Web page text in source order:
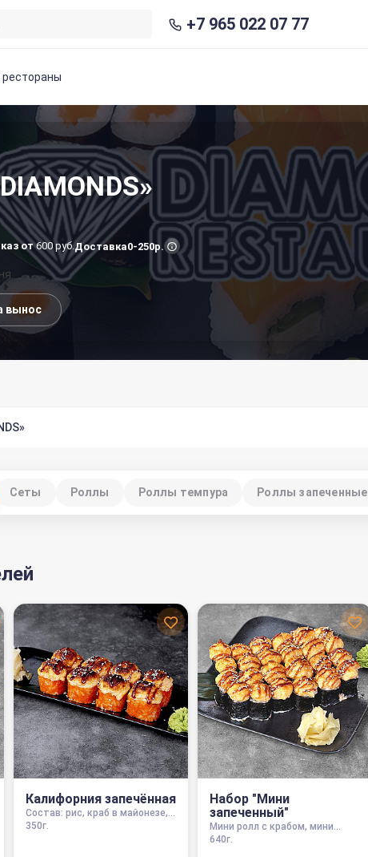
+7 965 022 07 77
рестораны
от600 руб.Доставка0-250р.
вынос
Сеты Роллы Роллы темпура Роллы запеченные
Калифорния запечённая
Состав: рис, краб в майонезе,...
350г.
Набор "Мини
запеченный"
Мини ролл с крабом, мини...
640г.